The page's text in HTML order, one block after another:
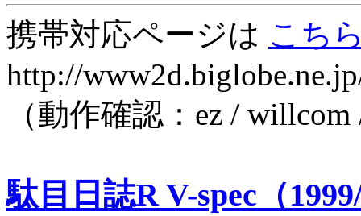
携帯対応ページは こち
http://
（動作確認：ez /
駄目日誌R V-spec（